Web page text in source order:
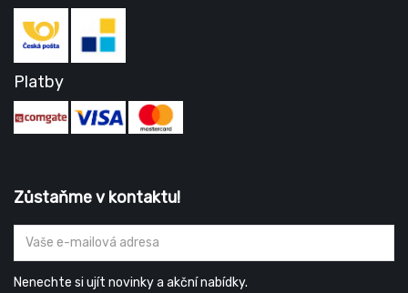
Platby
Zůstaňme v kontaktu!
Nenechte si ujít novinky a akční nabídky.